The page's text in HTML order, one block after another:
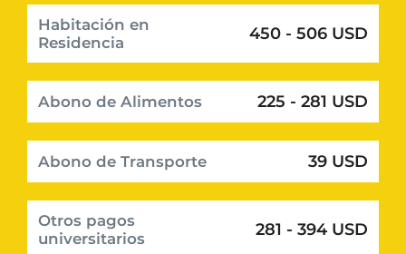
Habitación en
Residencia
450 - 506 USD
Abono de Alimentos 225 - 281 USD
Abono de Transporte 39 USD
Otros pagos
universitarios
281 - 394 USD